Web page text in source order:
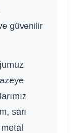
güvenilir
sarı